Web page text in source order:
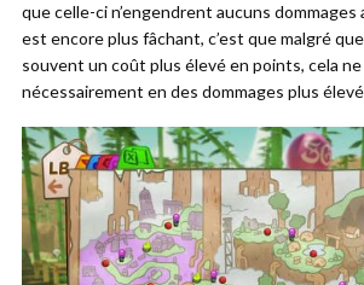
que celle-ci n’engendrent aucuns dommages
est encore plus fâchant, c’est que malgré
souvent un coût plus élevé en points, cela
nécessairement en des dommages plus